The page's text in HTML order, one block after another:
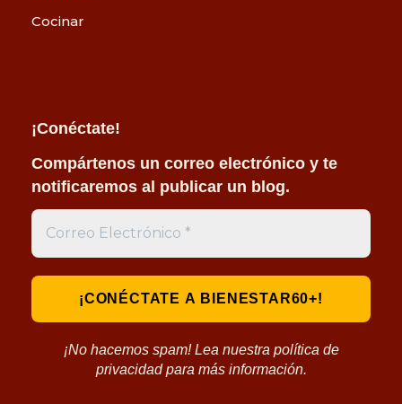
Cocinar
¡Conéctate!
Compártenos un correo electrónico y te
notificaremos al publicar un blog.
¡No hacemos spam! Lea nuestra política de
privacidad para más información.